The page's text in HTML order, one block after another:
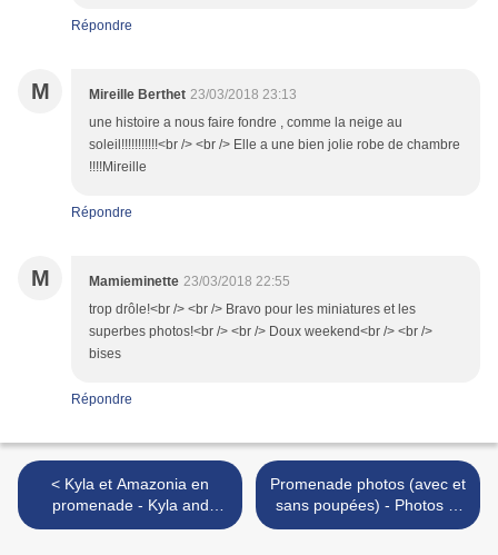
Répondre
M Mireille Berthet 23/03/2018 23:13
une histoire a nous faire fondre , comme la neige au
soleil!!!!!!!!!!!<br /> <br /> Elle a une bien jolie robe de chambre
!!!!Mireille
Répondre
M Mamieminette 23/03/2018 22:55
trop drôle!<br /> <br /> Bravo pour les miniatures et les
superbes photos!<br /> <br /> Doux weekend<br /> <br />
bises
Répondre
< Kyla et Amazonia en
promenade - Kyla and
Amazonia horse-riding
Promenade photos (avec et
sans poupées) - Photos of
a ride (with and without